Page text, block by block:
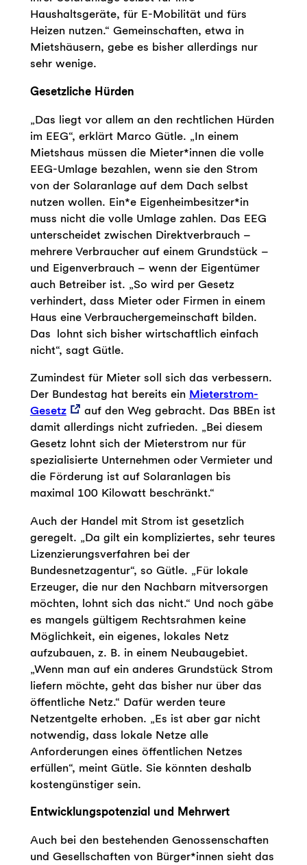
Haushaltsgeräte, für E-Mobilität und fürs
Heizen nutzen.“ Gemeinschaften, etwa in
Mietshäusern, gebe es bisher allerdings nur
sehr wenige.
Gesetzliche Hürden
„Das liegt vor allem an den rechtlichen Hürden
im EEG“, erklärt Marco Gütle. „In einem
Mietshaus müssen die Mieter*innen die volle
EEG-Umlage bezahlen, wenn sie den Strom
von der Solaranlage auf dem Dach selbst
nutzen wollen. Ein*e Eigenheimbesitzer*in
muss nicht die volle Umlage zahlen. Das EEG
unterscheidet zwischen Direktverbrauch –
mehrere Verbraucher auf einem Grundstück –
und Eigenverbrauch – wenn der Eigentümer
auch Betreiber ist. „So wird per Gesetz
verhindert, dass Mieter oder Firmen in einem
Haus eine Verbrauchergemeinschaft bilden.
Das lohnt sich bisher wirtschaftlich einfach
nicht“, sagt Gütle.
Zumindest für Mieter soll sich das verbessern.
Der Bundestag hat bereits ein Mieterstrom-
Gesetz
auf den Weg gebracht. Das BBEn ist
damit allerdings nicht zufrieden. „Bei diesem
Gesetz lohnt sich der Mieterstrom nur für
spezialisierte Unternehmen oder Vermieter und
die Förderung ist auf Solaranlagen bis
maximal 100 Kilowatt beschränkt.“
Auch der Handel mit Strom ist gesetzlich
geregelt. „Da gilt ein kompliziertes, sehr teures
Lizenzierungsverfahren bei der
Bundesnetzagentur“, so Gütle. „Für lokale
Erzeuger, die nur den Nachbarn mitversorgen
möchten, lohnt sich das nicht.“ Und noch gäbe
es mangels gültigem Rechtsrahmen keine
Möglichkeit, ein eigenes, lokales Netz
aufzubauen, z. B. in einem Neubaugebiet.
„Wenn man auf ein anderes Grundstück Strom
liefern möchte, geht das bisher nur über das
öffentliche Netz.“ Dafür werden teure
Netzentgelte erhoben. „Es ist aber gar nicht
notwendig, dass lokale Netze alle
Anforderungen eines öffentlichen Netzes
erfüllen“, meint Gütle. Sie könnten deshalb
kostengünstiger sein.
Entwicklungspotenzial und Mehrwert
Auch bei den bestehenden Genossenschaften
und Gesellschaften von Bürger*innen sieht das